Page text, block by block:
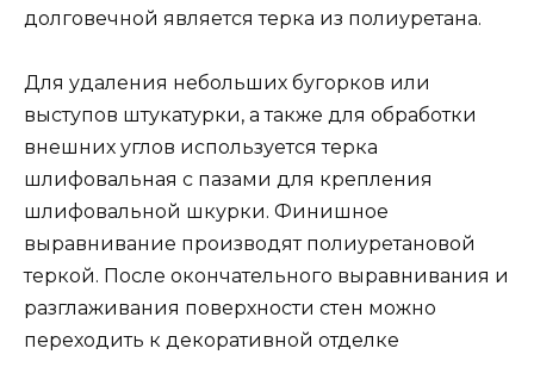
долговечной является терка из полиуретана.
Для удаления небольших бугорков или
выступов штукатурки, а также для обработки
внешних углов используется терка
шлифовальная с пазами для крепления
шлифовальной шкурки. Финишное
выравнивание производят полиуретановой
теркой. После окончательного выравнивания и
разглаживания поверхности стен можно
переходить к декоративной отделке